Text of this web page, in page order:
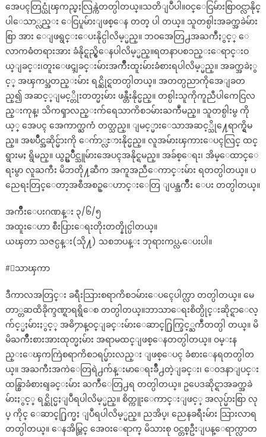
အေပၚတြင္ယုံၾကည္မႈလြန္ကဲတတ္ပါတယ္။သတိျပဳပါ။ဝင္ေငြမ်ားစြာဝင္လာနိုင္
ပါေသာ္လည္း ေငြပူမ်ားျဖစ္ေန တတ္ ပါ တယ္။ သူတစ္ပါးအခက္အခဲမ်ား
စြာ အား ေျဖရွင္းေပးနိုင္ပါလိမ့္မည္။ ဘဝအေတြ႕အႀကဳံႏွင့္ ေ
လာကဓံတရားအား ခံနိုင္ရည္ရွိေနပါလိမ့္မည္။ရတနာပစၥည္းေရာင္းဝ
ယ္ျခင္း၊တူးေဖၚျခင္းမ်ားအက်ိဳးထူးမ်ားခံစားရပါလိမ့္မည္။ အခက္အခဲႏွ
င့္ အၾကပ္အတည္းမ်ား ရင္ဆိုင္ရတတ္ပါတယ္။ အတတ္ပညာကိုအေျခတ
ည္၍ အဆင့္ျမင့္တိုးတတ္မႈမ်ား ဖန္တီးနိုင္မည္။ တစ္ပါးသူကိုကူညီပါကေငြလ
ည္းကုန္၊ သိကၡာလည္းက်ရေသာကိစၥမ်ားႀကဳံမည္။ သူတစ္ပါးမွ ကို
ယ့္ အေပၚ အေကာက္ႀကံ တတ္သည္။ ျမင့္မားေသာအဆင့္သို႔ေရာက္ရွိမ
ည္။ အၿပိဳင္အဆိုင္မ်ားကို ေက်ာ္လႊားနိုင္မည္။ လူအမ်ားၾကားေပၚလြင္ ထင္
ရွားမႈ ရွိမည္။ ယွဥ္ၿပိဳင္သူမ်ားအေပၚအနိုင္ရမည္။ အခ်စ္ေရး၊ အိမ္ေထာင္ေ
ရးမွာ လူႀကီး မိဘတို႔ဆီက အကူအညီေကာင္းမ်ား ရတတ္ပါတယ္။ ပ
ညေရးတြင္ေတာ့အစီအစဥ္ေဟာင္းေတြ ျပန္အက်ိဳး ေပး တတ္ပါတယ္။
အက်ိဳးေပးဂဏန္း ၃/၆/၅
အထူးေဟာ စီးပြားေရးတိုးတတ္နိုင္ပါတယ္။
ယၾတာ သဇင္ပန္း(သို႔) သစၥာပန္း ဘုရားကပ္လႉေပးပါ။
#ေသာၾကာ
ဒီကာလအတြင္း ခရီးသြားစရာကိစၥမ်ားေပၚေပါက္လာ တတ္ပါတယ္။ မေ
တာ္တဆထိခိုက္ဒဏ္ရာရရွိေစ တတ္ပါတယ္။ဘာသာေရးစိတ္ပိုင္းဆိုင္ရာေလ့
က်င့္မႈမ်ားႏွင့္ အဓိ႒ာန္ဝင္ျခင္းမ်ားေဆာင္႐ြက္ခြင့္ႀကဳံတတ္ပါ တယ္။ မိ
မိႀကိဳးစားအားထုတ္မႈမ်ား အရာမထင္ျဖစ္ေနတတ္ပါတယ္။ ဝမ္းန
ည္းေၾကကြဲစရာကိစၥရပ္မ်ားလည္း ျဖစ္ေပၚ ခံစားေနရတတ္ပါတ
ယ္။ အႀကီးအကဲေတြရဲ႕က်န္းမာေရးခ်ိဳ႕တဲ့ျခင္း၊ ေဝဒနာျပင္း
ထန္စြာခံစားရျခင္းမ်ား ႀကဳံေတြ႕ရ တတ္ပါတယ္။ ဥပေဒဆိုင္ရာအခက္အခဲ
မ်ားႏွင့္ ရင္ဆိုင္မႈျပဳရပါလိမ့္မည္။ စိတ္ကူးေကာင္းျဖင့္ အလုပ္မ်ားစြာ လု
ပ္ ကိုင္ ေဆာင္႐ြက္မႈ ျပဳရပါလိမ့္မည္။ ညအိပ္၊ ညေနခရီးမ်ား သြားလာရ
တတ္ပါတယ္။ ေနအိမ္တြင္ အေဝးေရာက္ မိသားစု ဝင္တစ္ဦးျပန္ေရာက္လာတ